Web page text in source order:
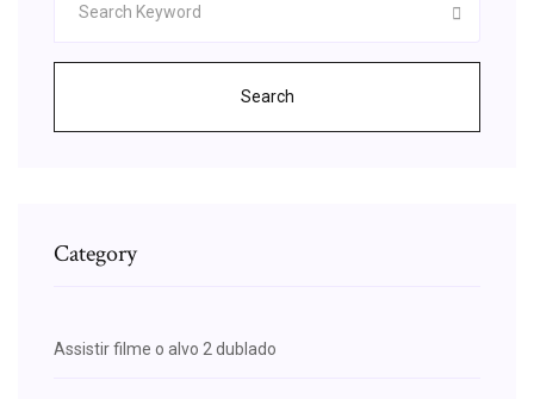
Search
Category
Assistir filme o alvo 2 dublado